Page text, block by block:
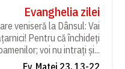
Evanghelia zilei
veniseră la Dânsul: Vai
Pentru că închideți
voi nu intrați și...